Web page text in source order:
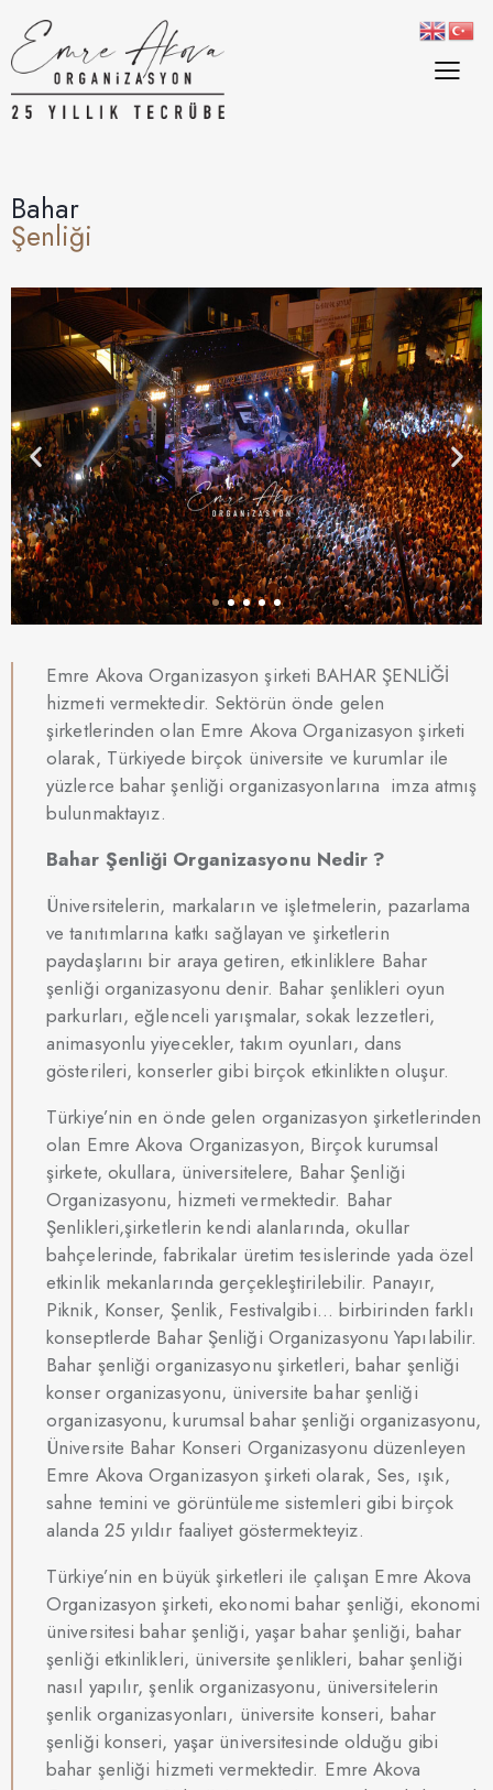
Bahar
Şenliği
Emre Akova Organizasyon şirketi BAHAR ŞENLİĞİ
hizmeti vermektedir. Sektörün önde gelen
şirketlerinden olan Emre Akova Organizasyon şirketi
olarak, Türkiyede birçok üniversite ve kurumlar ile
yüzlerce bahar şenliği organizasyonlarına imza atmış
bulunmaktayız.
Bahar Şenliği Organizasyonu Nedir ?
Üniversitelerin, markaların ve işletmelerin, pazarlama
ve tanıtımlarına katkı sağlayan ve şirketlerin
paydaşlarını bir araya getiren, etkinliklere Bahar
şenliği organizasyonu denir. Bahar şenlikleri oyun
parkurları, eğlenceli yarışmalar, sokak lezzetleri,
animasyonlu yiyecekler, takım oyunları, dans
gösterileri, konserler gibi birçok etkinlikten oluşur.
Türkiye’nin en önde gelen organizasyon şirketlerinden
olan Emre Akova Organizasyon, Birçok kurumsal
şirkete, okullara, üniversitelere, Bahar Şenliği
Organizasyonu, hizmeti vermektedir. Bahar
Şenlikleri,şirketlerin kendi alanlarında, okullar
bahçelerinde, fabrikalar üretim tesislerinde yada özel
etkinlik mekanlarında gerçekleştirilebilir. Panayır,
Piknik, Konser, Şenlik, Festivalgibi… birbirinden farklı
konseptlerde Bahar Şenliği Organizasyonu Yapılabilir.
Bahar şenliği organizasyonu şirketleri, bahar şenliği
konser organizasyonu, üniversite bahar şenliği
organizasyonu, kurumsal bahar şenliği organizasyonu,
Üniversite Bahar Konseri Organizasyonu düzenleyen
Emre Akova Organizasyon şirketi olarak, Ses, ışık,
sahne temini ve görüntüleme sistemleri gibi birçok
alanda 25 yıldır faaliyet göstermekteyiz.
Türkiye’nin en büyük şirketleri ile çalışan Emre Akova
Organizasyon şirketi, ekonomi bahar şenliği, ekonomi
üniversitesi bahar şenliği, yaşar bahar şenliği, bahar
şenliği etkinlikleri, üniversite şenlikleri, bahar şenliği
nasıl yapılır, şenlik organizasyonu, üniversitelerin
şenlik organizasyonları, üniversite konseri, bahar
şenliği konseri, yaşar üniversitesinde olduğu gibi
bahar şenliği hizmeti vermektedir. Emre Akova